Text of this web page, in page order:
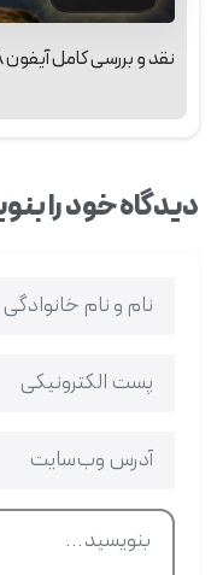
نقد و بررسی کامل آیفون ۱۸ | بهترین آیفون تاریخ؟
دیدگاه خود را